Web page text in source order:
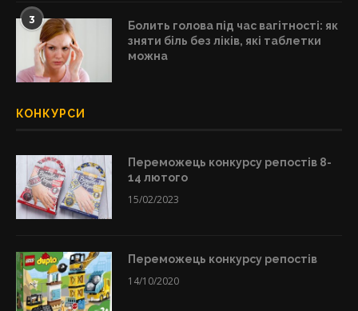
3
Болить голова під час вагітності: як
зняти біль без ліків, які таблетки
можна
КОНКУРСИ
Переможець конкурсу репостів 8-
14 лютого
15/02/2023
Переможець конкурсу репостів
14/10/2020